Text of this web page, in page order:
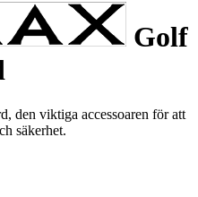
Golf
den viktiga accessoaren för att
säkerhet.